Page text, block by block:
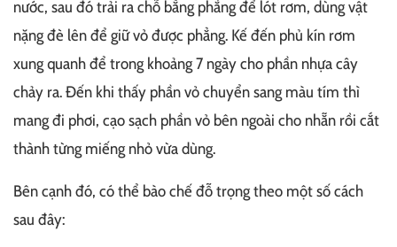
nước, sau đó trải ra chỗ bằng phẳng để lót rơm, dùng vật
nặng đè lên để giữ vỏ được phẳng. Kế đến phủ kín rơm
xung quanh để trong khoảng 7 ngày cho phần nhựa cây
chảy ra. Đến khi thấy phần vỏ chuyển sang màu tím thì
mang đi phơi, cạo sạch phần vỏ bên ngoài cho nhẵn rồi cắt
thành từng miếng nhỏ vừa dùng.
Bên cạnh đó, có thể bào chế đỗ trọng theo một số cách
sau đây: